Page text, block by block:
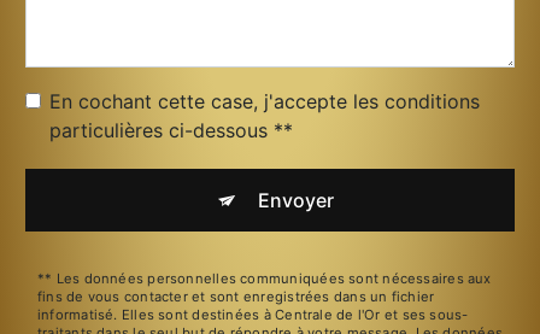
En cochant cette case, j'accepte les conditions
particulières ci-dessous **
Envoyer
** Les données personnelles communiquées sont nécessaires aux
fins de vous contacter et sont enregistrées dans un fichier
informatisé. Elles sont destinées à Centrale de l'Or et ses sous-